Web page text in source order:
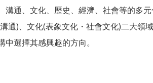
溝通、文化、歷史、經濟、社會等的多
通)、文化(表象文化・社會文化)二大領
中選擇其感興趣的方向。